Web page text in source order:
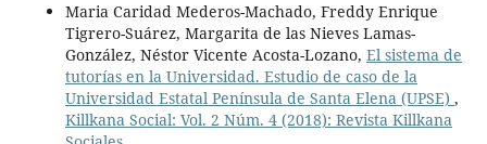
Maria Caridad Mederos-Machado, Freddy Enrique
Tigrero-Suárez, Margarita de las Nieves Lamas-
González, Néstor Vicente Acosta-Lozano, El sistema de
tutorías en la Universidad. Estudio de caso de la
Universidad Estatal Península de Santa Elena (UPSE) ,
Killkana Social: Vol. 2 Núm. 4 (2018): Revista Killkana